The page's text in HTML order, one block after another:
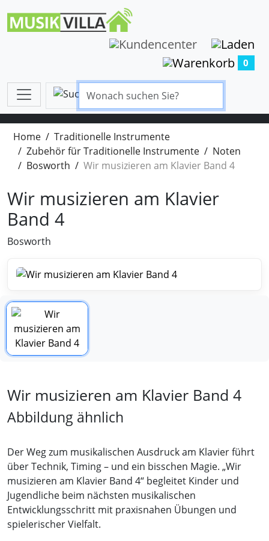
0
Home
Traditionelle Instrumente
Zubehör für Traditionelle Instrumente
Noten
Bosworth
Wir musizieren am Klavier Band 4
Wir musizieren am Klavier
Band 4
Bosworth
Wir musizieren am Klavier Band 4
Abbildung ähnlich
Der Weg zum musikalischen Ausdruck am Klavier führt
über Technik, Timing – und ein bisschen Magie. „Wir
musizieren am Klavier Band 4“ begleitet Kinder und
Jugendliche beim nächsten musikalischen
Entwicklungsschritt mit praxisnahen Übungen und
spielerischer Vielfalt.